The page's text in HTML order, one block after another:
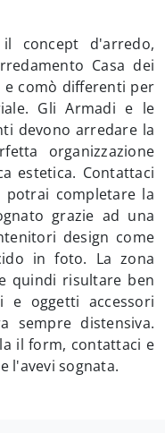
concept d'arredo,
Casa dei
comò differenti per
Gli Armadi e le
devono arredare la
organizzazione
estetica. Contattaci
completare la
grazie ad una
design come
in foto. La zona
quindi risultare ben
e oggetti accessori
sempre distensiva.
il form, contattaci e
l'avevi sognata.